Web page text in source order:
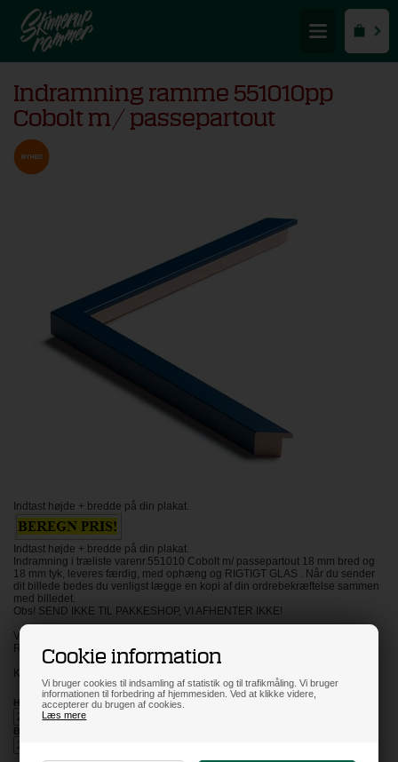
Cookie information
Vi bruger cookies til indsamling af statistik og til trafikmåling. Vi bruger
informationen til forbedring af hjemmesiden. Ved at klikke videre,
accepterer du brugen af cookies.
Læs mere
Indramning ramme 551010pp
Cobolt m/ passepartout
Indtast højde + bredde på din plakat.
Indtast højde + bredde på din plakat.
Indramning i træliste varenr.551010 Cobolt m/ passepartout 18 mm bred og
18 mm tyk, leveres færdig, med ophæng og RIGTIGT GLAS . Når du sender
dit billede bedes du venligst lægge en kopi af din ordrebekræftelse sammen
med billedet.
Obs! SEND IKKE TIL PAKKESHOP, VI AFHENTER IKKE!
VI ANBEFALER IKKE RAMMER OVER STØRRELSE 50X70 CM I DENNE
RAMME.
KLIK PÅ BILLED FOR AT SE DET STØRRE!
Højde
Bredde